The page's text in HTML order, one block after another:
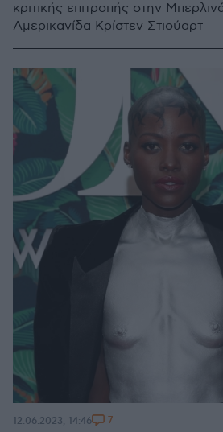
κριτικής επιτροπής στην
Αμερικανίδα Κρίστεν Στιούαρτ
12.06.2023, 14:46 7